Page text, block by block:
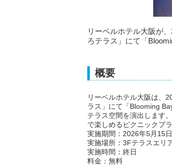
リーベルホテル大阪が
ろテラス」にて「
概要
リーベルホテル大阪は、
ラス」にて「Blooming
テラス空間を演出します
で楽しめるピクニックプ
実施期間：2026年5月15
実施場所：3Fテラスエリ
実施時間：終日
料金：無料